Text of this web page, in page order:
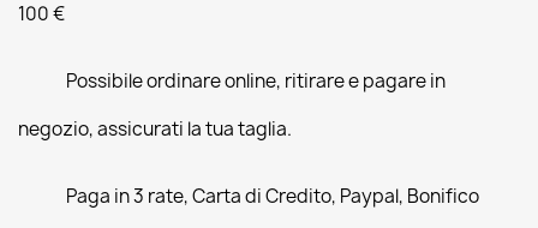
100 €
Possibile ordinare online, ritirare e pagare in
negozio, assicurati la tua taglia.
Paga in 3 rate, Carta di Credito, Paypal, Bonifico